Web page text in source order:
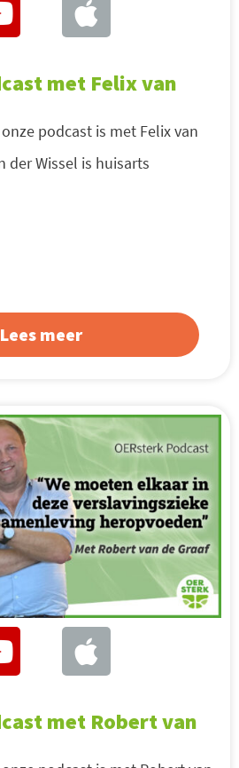
met Felix van
podcast is met Felix van
der Wissel is huisarts
Lees meer
met Robert van